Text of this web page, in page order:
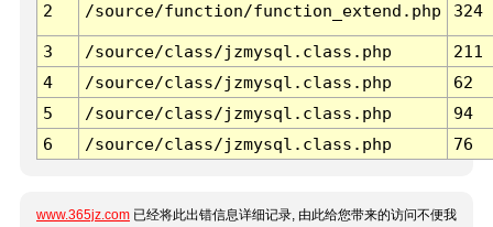
2 /source/function/function_extend.php 324
3 /source/class/jzmysql.class.php
211
4
/source/class/jzmysql.class.php
62
5
/source/class/jzmysql.class.php
94
6
/source/class/jzmysql.class.php 76
www.365jz.com 已经将此出错信息详细记录, 由此给您带来的访问不便我